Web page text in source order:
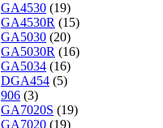
GA4530 (19)
GA4530R (15)
GA5030 (20)
GA5030R (16)
GA5034 (16)
DGA454 (5)
906 (3)
GA7020S (19)
GA7020 (19)